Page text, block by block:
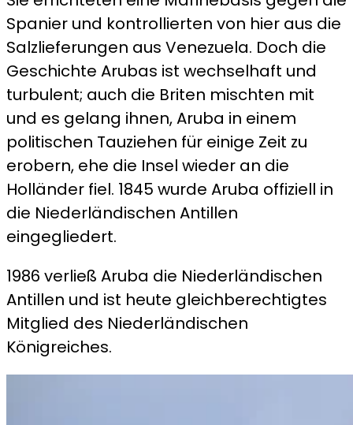
Spanier und kontrollierten von hier aus die
Salzlieferungen aus Venezuela. Doch die
Geschichte Arubas ist wechselhaft und
turbulent; auch die Briten mischten mit
und es gelang ihnen, Aruba in einem
politischen Tauziehen für einige Zeit zu
erobern, ehe die Insel wieder an die
Holländer fiel. 1845 wurde Aruba offiziell in
die Niederländischen Antillen
eingegliedert.
1986 verließ Aruba die Niederländischen
Antillen und ist heute gleichberechtigtes
Mitglied des Niederländischen
Königreiches.